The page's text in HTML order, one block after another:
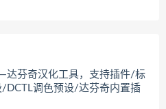
达芬奇汉化工具，支持插件/标
调色预设/达芬奇内置插